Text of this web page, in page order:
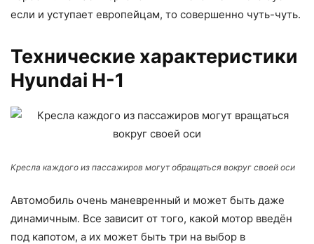
если и уступает европейцам, то совершенно чуть-чуть.
Технические характеристики
Hyundai H-1
Кресла каждого из пассажиров могут обращаться вокруг своей оси
Автомобиль очень маневренный и может быть даже
динамичным. Все зависит от того, какой мотор введён
под капотом, а их может быть три на выбор в